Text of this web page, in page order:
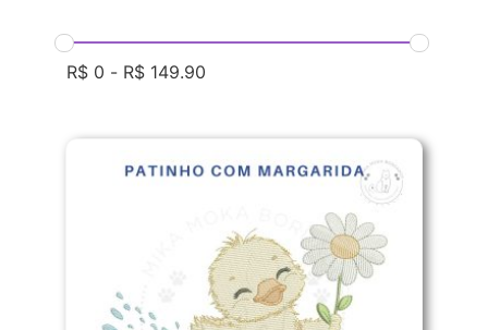
R$ 0 - R$ 149.90